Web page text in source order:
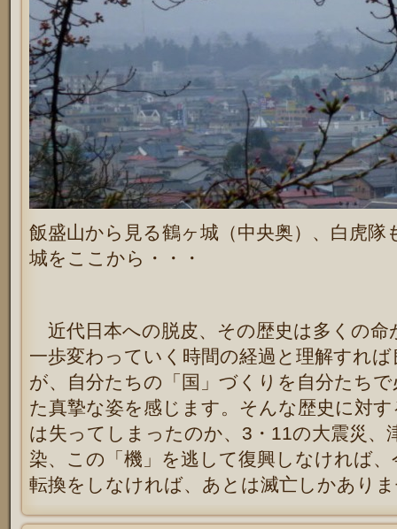
飯盛山から見る鶴ヶ城（中央奥）、白虎隊
城をここから・・・
近代日本への脱皮、その歴史は多くの命
一歩変わっていく時間の経過と理解すれ
が、自分たちの「国」づくりを自分たち
た真摯な姿を感じます。そんな歴史に対
は失ってしまったのか、3・11の大震災、
染、この「機」を逃して復興しなければ
転換をしなければ、あとは滅亡しかあり